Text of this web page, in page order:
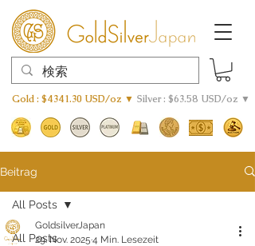
Gold : $4341.30 USD/oz ▼ Silver : $63.58 USD/oz ▼
Beitrag
All Posts
All Posts
GoldsilverJapan
29. Nov. 2025 4 Min. Lesezeit